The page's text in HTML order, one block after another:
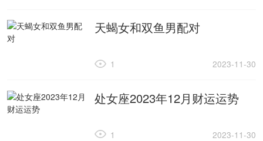
天蝎女和双鱼男配对
2023-11-30
1
处女座2023年12月财运运势
2023-11-30
1